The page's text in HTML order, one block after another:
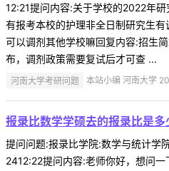
12:21提问内容:关于学校的2022年
有报考本校的护理非全日制研究生有
可以调剂其他学校嘛回复内容:招生
布，调剂政策需要复试后才可查 ...
河南大学考研问题 本站小编 河南大学
报录比数学学硕去的报录比是多
提问问题:报录比学院:数学与统计
2412:22提问内容:老师你好，想问